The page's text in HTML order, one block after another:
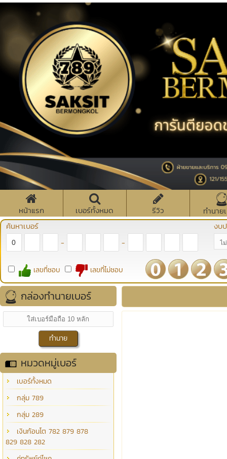
หน้าแรก เบอร์ทั้งหมด รีวิว
ทำนาย
ค้นหาเบอร์
- -
งบ
เลขที่ชอบ เลขที่ไม่ชอบ
กล่องทำนายเบอร์
หมวดหมู่เบอร์
เบอร์ทั้งหมด
กลุ่ม 789
กลุ่ม 289
เงินก้อนโต 782 879 878
829 828 282